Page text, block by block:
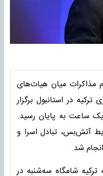
مذاکرات میان هیات‌های
در استانبول برگزار
ساعت به پایان رسید.
آتش‌بس، تبادل اسرا و
ترکیه شامگاه سه‌شنبه در